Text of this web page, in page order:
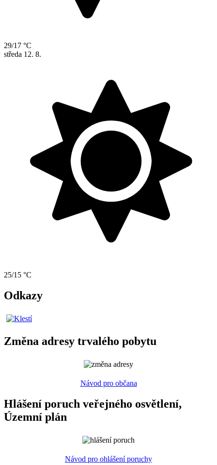
29/17 °C
středa 12. 8.
25/15 °C
Odkazy
Změna adresy trvalého pobytu
Návod pro občana
Hlášení poruch veřejného osvětlení,
Územní plán
Návod pro ohlášení poruchy